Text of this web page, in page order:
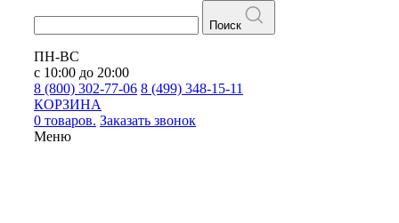
Поиск
ПН-ВС
с 10:00 до 20:00
8 (800) 302-77-06 8 (499) 348-15-11
КОРЗИНА
0 товаров. Заказать звонок
Меню